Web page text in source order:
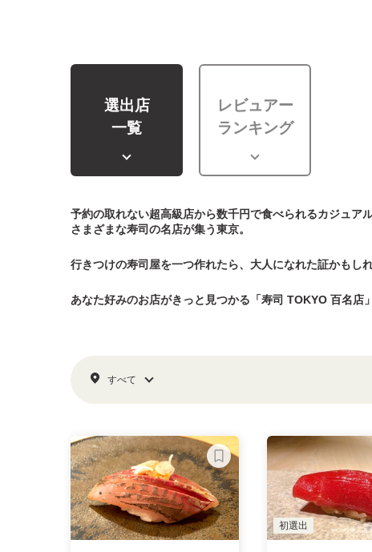
選出店
一覧
レビュアー
ランキング
予約の取れない超高級店から数千円で食べられるカジュアル
さまざまな寿司の名店が集う東京。
行きつけの寿司屋を一つ作れたら、大人になれた証かもしれ
あなた好みのお店がきっと見つかる「寿司 TOKYO 百名店
すべて
初選出